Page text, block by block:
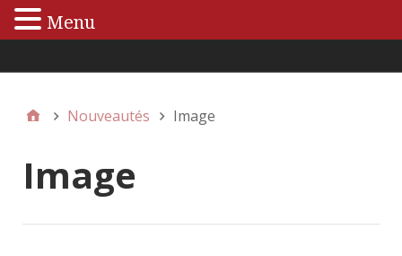
Nouveautés Image
Image
Menu